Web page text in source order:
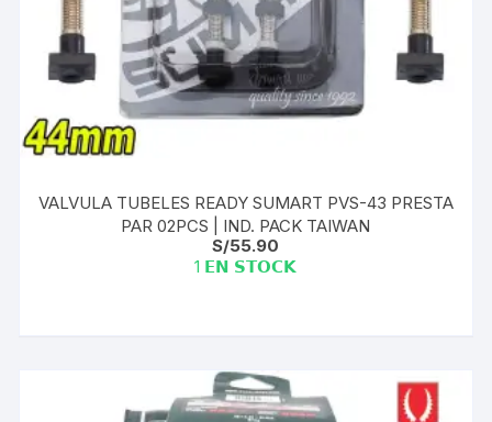
VALVULA TUBELES READY SUMART PVS-43 PRESTA
PAR 02PCS | IND. PACK TAIWAN
S/55.90
1 𝗘𝗡 𝗦𝗧𝗢𝗖𝗞